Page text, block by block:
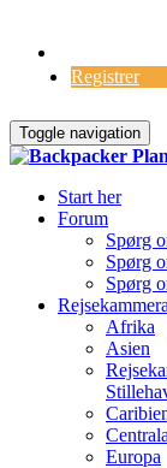
Registrer
Toggle navigation
Start her
Forum
Spørg
Spørg
Spørg
Afrika
Asien
Europa